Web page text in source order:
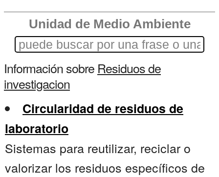
Unidad de Medio Ambiente
Información sobre Residuos de
investigacion
Circularidad de residuos de
laboratorio
Sistemas para reutilizar, reciclar o
valorizar los residuos específicos de